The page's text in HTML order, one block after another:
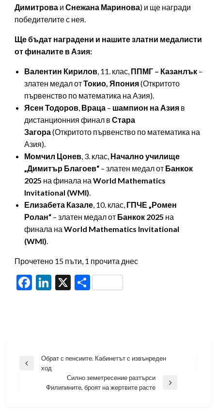
Димитрова и Снежана Маринова) и ще награди
победителите с нея.
Ще бъдат наградени и нашите златни медалисти
от финалите в Азия:
Валентин Кирилов, 11. клас, ППМГ – Казанлък –
златен медал отТокио, Япония(Откритото
първенство по математика на Азия).
Ясен Тодоров, Враца – шампион на Азия в
дистанционния финал в Стара
Загора(Откритото първенство по математика на
Азия).
Момчил Цонев, 3. клас, Начално училище
„Димитър Благоев“ – златен медал от Банкок
2025 на финала на World Mathematics
Invitational (WMI).
Елизабета Казале, 10. клас, ГПЧЕ „Ромен
Ролан“ – златен медал от Банкок 2025 на
финала на World Mathematics Invitational
(WMI).
Прочетено 15 пъти, 1 прочита днес
Facebook
LinkedIn
X Share
Навигация
Previous
Обрат с пенсиите. Кабинетът с извънреден
ход
Силно земетресение разтърси
Филипините, броят на жертвите расте